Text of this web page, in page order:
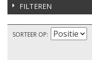
FILTEREN
SORTEER OP